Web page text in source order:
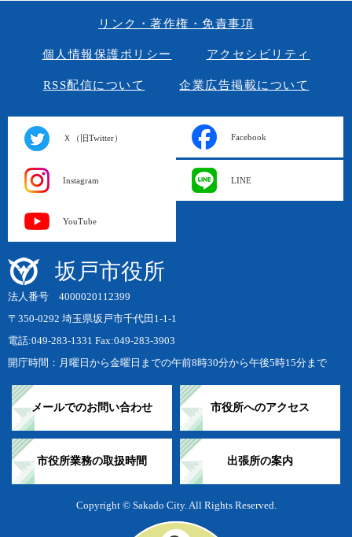
リンク・著作権・免責事項
個人情報保護ポリシー アクセシビリティ
RSS配信について 企業広告掲載について
Ｘ（旧Twitter） Facebook
Instagram LINE
YouTube
坂戸市役所
法人番号 4000020112399
〒350-0292 埼玉県坂戸市千代田1-1-1
電話:049-283-1331 Fax:049-283-3903
開庁時間：月曜日から金曜日までの午前8時30分から午後5時15分まで
メールでのお問い合わせ 市役所へのアクセス
市役所業務の取扱時間 出張所の案内
Copyright © Sakado City. All Rights Reserved.